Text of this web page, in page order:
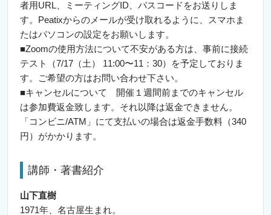
者用URL、ミーティングID、パスコードをお送りしま
す。Peatixからのメールが受け取れるように、スマホま
たはパソコンの設定をお願いします。
■Zoomの使用方法について不安がある方は、事前に接続
テスト（7/17（土） 11:00〜11：30）を予定しておりま
す。ご希望の方はお問い合わせ下さい。
■キャンセルについて 開催１週間前までのキャンセル
は参加費返金致します。それ以降は返金できません。
「コンビニ/ATM」にて支払いの場合は返金手数料（340
円）がかかります。
講師・著書紹介
山下直樹
1971年、名古屋生まれ。